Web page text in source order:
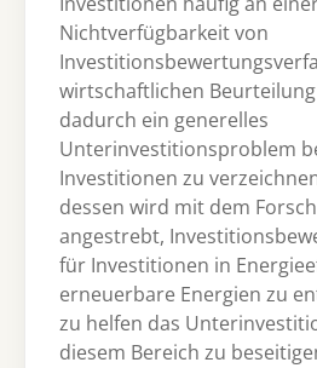
Nichtverfügbarkeit von
wirtschaftlichen
dadurch ein generelles
Unterinvestitionsproblem
Investitionen zu
dessen wird mit dem
angestrebt,
für Investitionen in
erneuerbare Energien zu
zu helfen das
diesem Bereich zu